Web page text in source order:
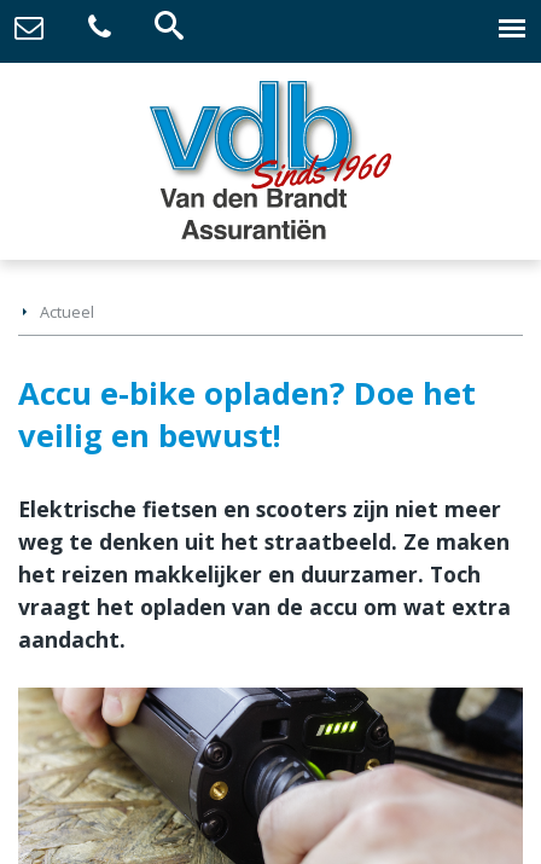
Actueel
Accu e-bike opladen? Doe het
veilig en bewust!
Elektrische fietsen en scooters zijn niet meer
weg te denken uit het straatbeeld. Ze maken
het reizen makkelijker en duurzamer. Toch
vraagt het opladen van de accu om wat extra
aandacht.